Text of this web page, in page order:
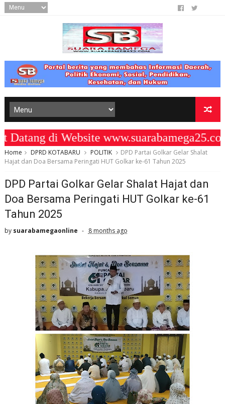
di Website www.suarabamega25.com
Home DPRD KOTABARU POLITIK
DPD Partai Golkar Gelar Shalat
Hajat dan Doa Bersama Peringati HUT Golkar ke-61 Tahun 2025
DPD Partai Golkar Gelar Shalat Hajat dan
Doa Bersama Peringati HUT Golkar ke-61
Tahun 2025
by suarabamegaonline 8 months ago